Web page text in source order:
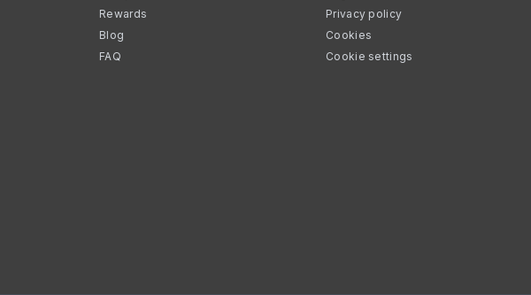
Rewards
Blog
FAQ
Privacy policy
Cookies
Cookie settings